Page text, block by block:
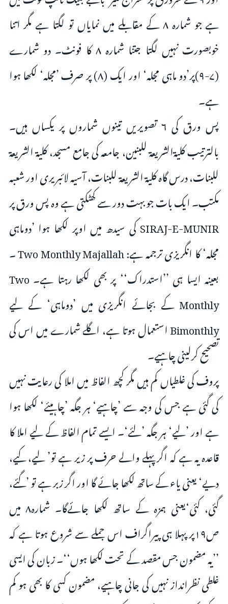
ہے جو شمارہ ۸ کے مقابلے میں نمایاں تو لگتا ہے مگر اتنا
خوبصورت نہیں لگتا جتنا شمارہ ۸ کا فونٹ۔ دو شمارے
(۷-۹)پر’دو ماہی مجلہ‘ اور ایک (۸) پر صرف ’مجلہ‘ لکھا ہوا
ہے۔
پس ورق کی ۶ تصویریں تینوں شماروں پر یکساں ہیں۔
بالترتیب کلیۃالشریعۃ للبنین، جامعہ کی جامع مسجد، کلیۃ الشریعۃ
للبنات، درس گاہ کلیۃ الشریعۃ للبنات، آسیہ لائبریری اور شعبہ
مکتب۔ ایک بات جو بہت دور سے کھٹکتی ہے وہ پس ورق پر
SIRAJ-E-MUNIR کی سیدھ میں اوپر لکھا ہوا ’دوماہی
مجلہ‘ کا انگریزی ترجمہ ہے: Two Monthly Majallah ۔
بعینہ ایسا ہی ’’استدراک‘‘ پر بھی لکھا رہتا ہے۔ Two
Monthly کے بجائے انگریزی میں ’دوماہی‘ کے لیے
Bimonthly استعمال ہوتا ہے، اگلے شمارے میں اس کی
تصحیح کرلینی چاہیے۔
پروف کی غلطیاں کم ہیں مگر کچھ الفاظ میں املا کی رعایت نہیں
کی گئی ہے جس کی وجہ سے ’چاہیے‘ ہر جگہ ’چاہیئے‘ لکھا ہوا
ہے اور ’لیے‘ ہر جگہ ’لئے‘۔ ایسے تمام الفاظ کے لیے املا کا
قاعدہ یہ ہے کہ اگر پہلے والے حرف پر زیر ہے تو’ لیے، کیے،
دیے‘ یعنی یاء کے ساتھ لکھا جائے گا اور اگر زبر ہے تو ’گئے،
گئی، کئی‘یعنی ہمزہ کے ساتھ لکھا جائےگا۔ شمارہ۸ میں
ص۱۹پر پہلا ہی پیراگراف اس جملے سے شروع ہوتا ہے کہ
’’یہ مضمون جس مقصد کے تحت لکھا ہوں‘‘۔ زبان کی ایسی
غلطی نظرانداز نہیں کی جانی چاہیے، مضمون کسی کا بھی ہو کم